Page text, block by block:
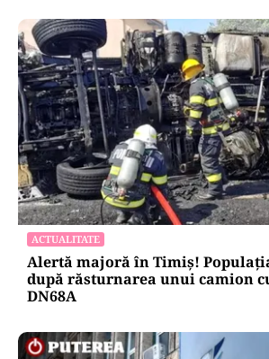
ACTUALITATE
Alertă majoră în Timiș!
după răsturnarea unui camion
DN68A